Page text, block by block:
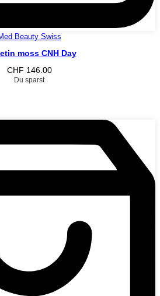
Beauty Swiss
moss CNH Day
CHF 146.00
Du sparst